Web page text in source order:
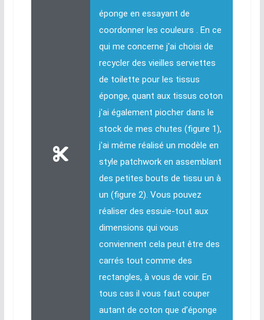
éponge en essayant de
coordonner les couleurs . En ce
qui me concerne j'ai choisi de
recycler des vieilles serviettes
de toilette pour les tissus
éponge, quant aux tissus coton
j'ai également piocher dans le
stock de mes chutes (figure 1),
j'ai même réalisé un modèle en
style patchwork en assemblant
des petites bouts de tissu un à
un (figure 2). Vous pouvez
réaliser des essuie-tout aux
dimensions qui vous
conviennent cela peut être des
carrés tout comme des
rectangles, à vous de voir. En
tous cas il vous faut couper
autant de coton que d’éponge